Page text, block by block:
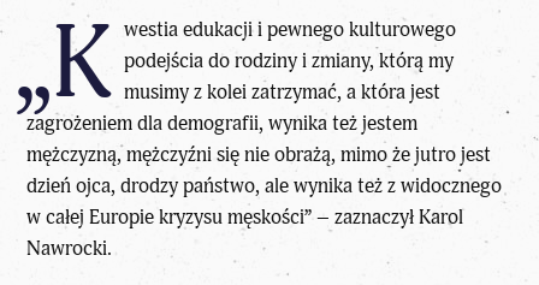
„K westia edukacji i pewnego kulturowego
podejścia do rodziny i zmiany, którą my
musimy z kolei zatrzymać, a która jest
zagrożeniem dla demografii, wynika też jestem
mężczyzną, mężczyźni się nie obrażą, mimo że jutro jest
dzień ojca, drodzy państwo, ale wynika też z widocznego
w całej Europie kryzysu męskości” – zaznaczył Karol
Nawrocki.